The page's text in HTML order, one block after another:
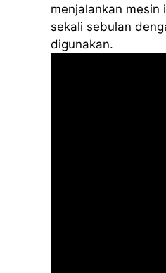
menjalankan mesin
sekali sebulan
digunakan.